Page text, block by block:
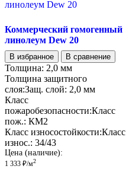
Коммерческий гомогенный
линолеум Dew 20
В избранное В сравнение
Толщина: 2,0 мм
Толщина защитного
слоя:Защ. слой: 2,0 мм
Класс
пожаробезопасности:Класс
пож.: КМ2
Класс износостойкости:Класс
износ.: 34/43
Цена (наличие):
1 333 ₽/м2